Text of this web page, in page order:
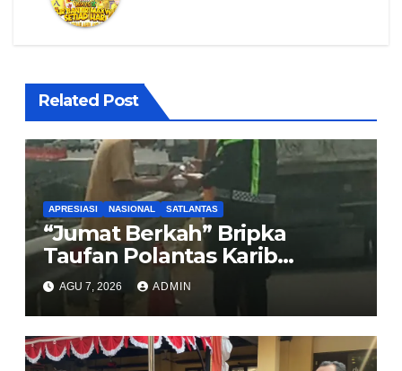
Related Post
APRESIASI NASIONAL SATLANTAS
“Jumat Berkah” Bripka
Taufan Polantas Karib
Bagikan Nasi Kotak untuk
Sopir Truk yang Mogok di KM
00 Pondok Aren
AGU 7, 2026 ADMIN